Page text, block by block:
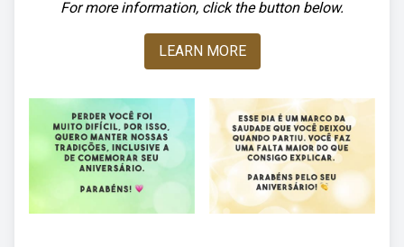
For more information, click the button below.
LEARN MORE